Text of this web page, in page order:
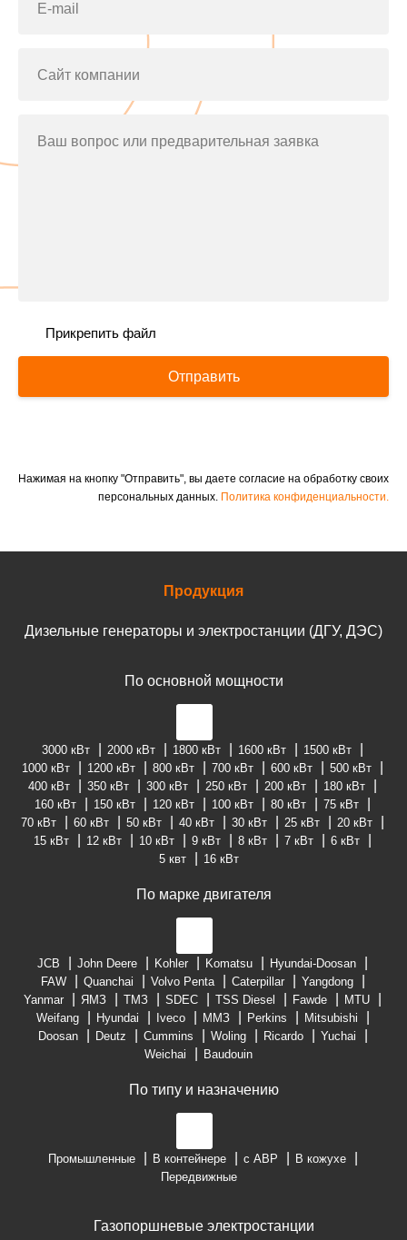
E-mail
Сайт компании
Ваш вопрос или предварительная заявка
Прикрепить файл
Отправить
Нажимая на кнопку "Отправить", вы даете согласие на обработку своих
персональных данных. Политика конфиденциальности.
Продукция
Дизельные генераторы и электростанции (ДГУ, ДЭС)
По основной мощности
3000 кВт 2000 кВт 1800 кВт 1600 кВт
1500 кВт
1000 кВт
1200 кВт 800 кВт 700 кВт 600 кВт
500 кВт
400 кВт
350 кВт 300 кВт 250 кВт 200 кВт
180 кВт
160 кВт
150 кВт 120 кВт 100 кВт 80 кВт
75 кВт
70 кВт
60 кВт 50 кВт 40 кВт 30 кВт 25 кВт
20 кВт
15 кВт
12 кВт 10 кВт 9 кВт 8 кВт 7 кВт
6 кВт
5 квт
16 кВт
По марке двигателя
JCB John Deere Kohler Komatsu
Hyundai-Doosan
FAW
Quanchai Volvo Penta Caterpillar
Yangdong
Yanmar
ЯМЗ ТМЗ SDEC TSS Diesel Fawde
MTU
Weifang
Hyundai Iveco ММЗ Perkins
Mitsubishi
Doosan
Deutz Cummins Woling Ricardo
Yuchai
Weichai
Baudouin
По типу и назначению
Промышленные В контейнере с АВР
В кожухе
Передвижные
Газопоршневые электростанции